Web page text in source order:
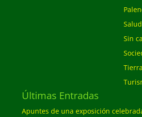
Salud
Sin
Últimas Entradas
Apuntes de una exposición